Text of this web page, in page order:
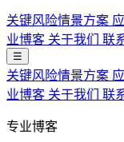
关键风险情景方案
业博客 关于我们 联
☰
关键风险情景方案
业博客 关于我们 联
专业博客